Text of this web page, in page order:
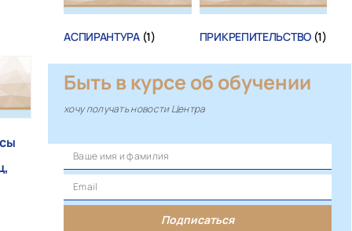
АСПИРАНТУРА (1) ПРИКРЕПИТЕЛЬСТВО (1)
Быть в курсе об обучении
хочу получать новости Центра
Подписаться